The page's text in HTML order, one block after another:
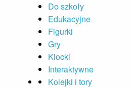
Do szkoły
Edukacyjne
Figurki
Gry
Klocki
Interaktywne
Kolejki i tory